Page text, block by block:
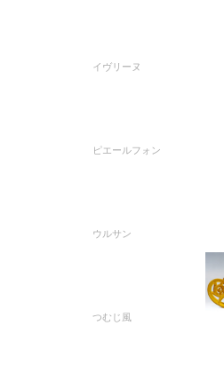
イヴリーヌ
ピエールフォン
ウルサン
つむじ風